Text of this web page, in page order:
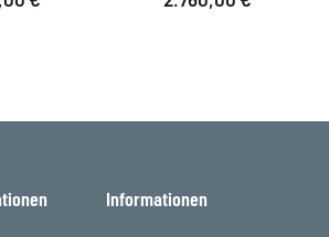
Informationen